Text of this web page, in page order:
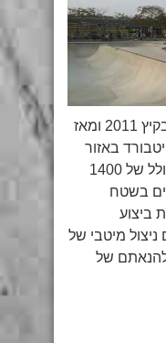
סקייטפארק כפר סבא נפתח בקיץ 2011 ומאז
באזור
השרון, הסקייטפארק בשטח כולל של 1400
בשטח
ביצוע
ניצול מיטבי של
של